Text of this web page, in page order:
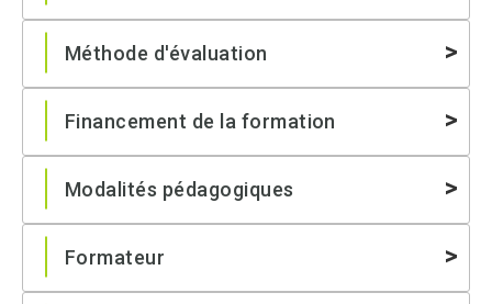
Méthode d'évaluation
Financement de la formation
Modalités pédagogiques
Formateur